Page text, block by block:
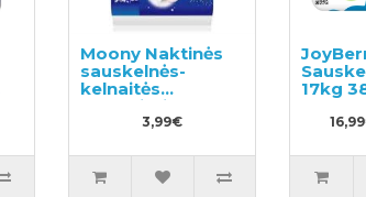
Moony Naktinės
sauskelnės-
kelnaitės
mergaitei L 9-
14kg 3vnt
3,99€
17kg